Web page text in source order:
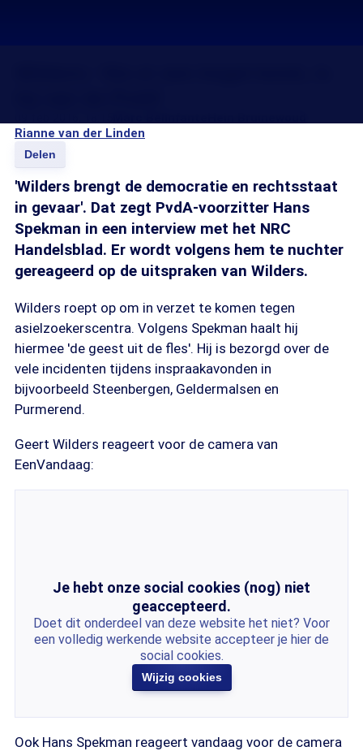
Rianne van der Linden
Delen
'Wilders brengt de democratie en rechtsstaat
in gevaar'. Dat zegt PvdA-voorzitter Hans
Spekman in een interview met het NRC
Handelsblad. Er wordt volgens hem te nuchter
gereageerd op de uitspraken van Wilders.
Wilders roept op om in verzet te komen tegen
asielzoekerscentra. Volgens Spekman haalt hij
hiermee 'de geest uit de fles'. Hij is bezorgd over de
vele incidenten tijdens inspraakavonden in
bijvoorbeeld Steenbergen, Geldermalsen en
Purmerend.
Geert Wilders reageert voor de camera van
EenVandaag:
Je hebt onze social cookies (nog) niet
geaccepteerd.
Doet dit onderdeel van deze website het niet? Voor
een volledig werkende website accepteer je hier de
social cookies.
Wijzig cookies
Ook Hans Spekman reageert vandaag voor de camera